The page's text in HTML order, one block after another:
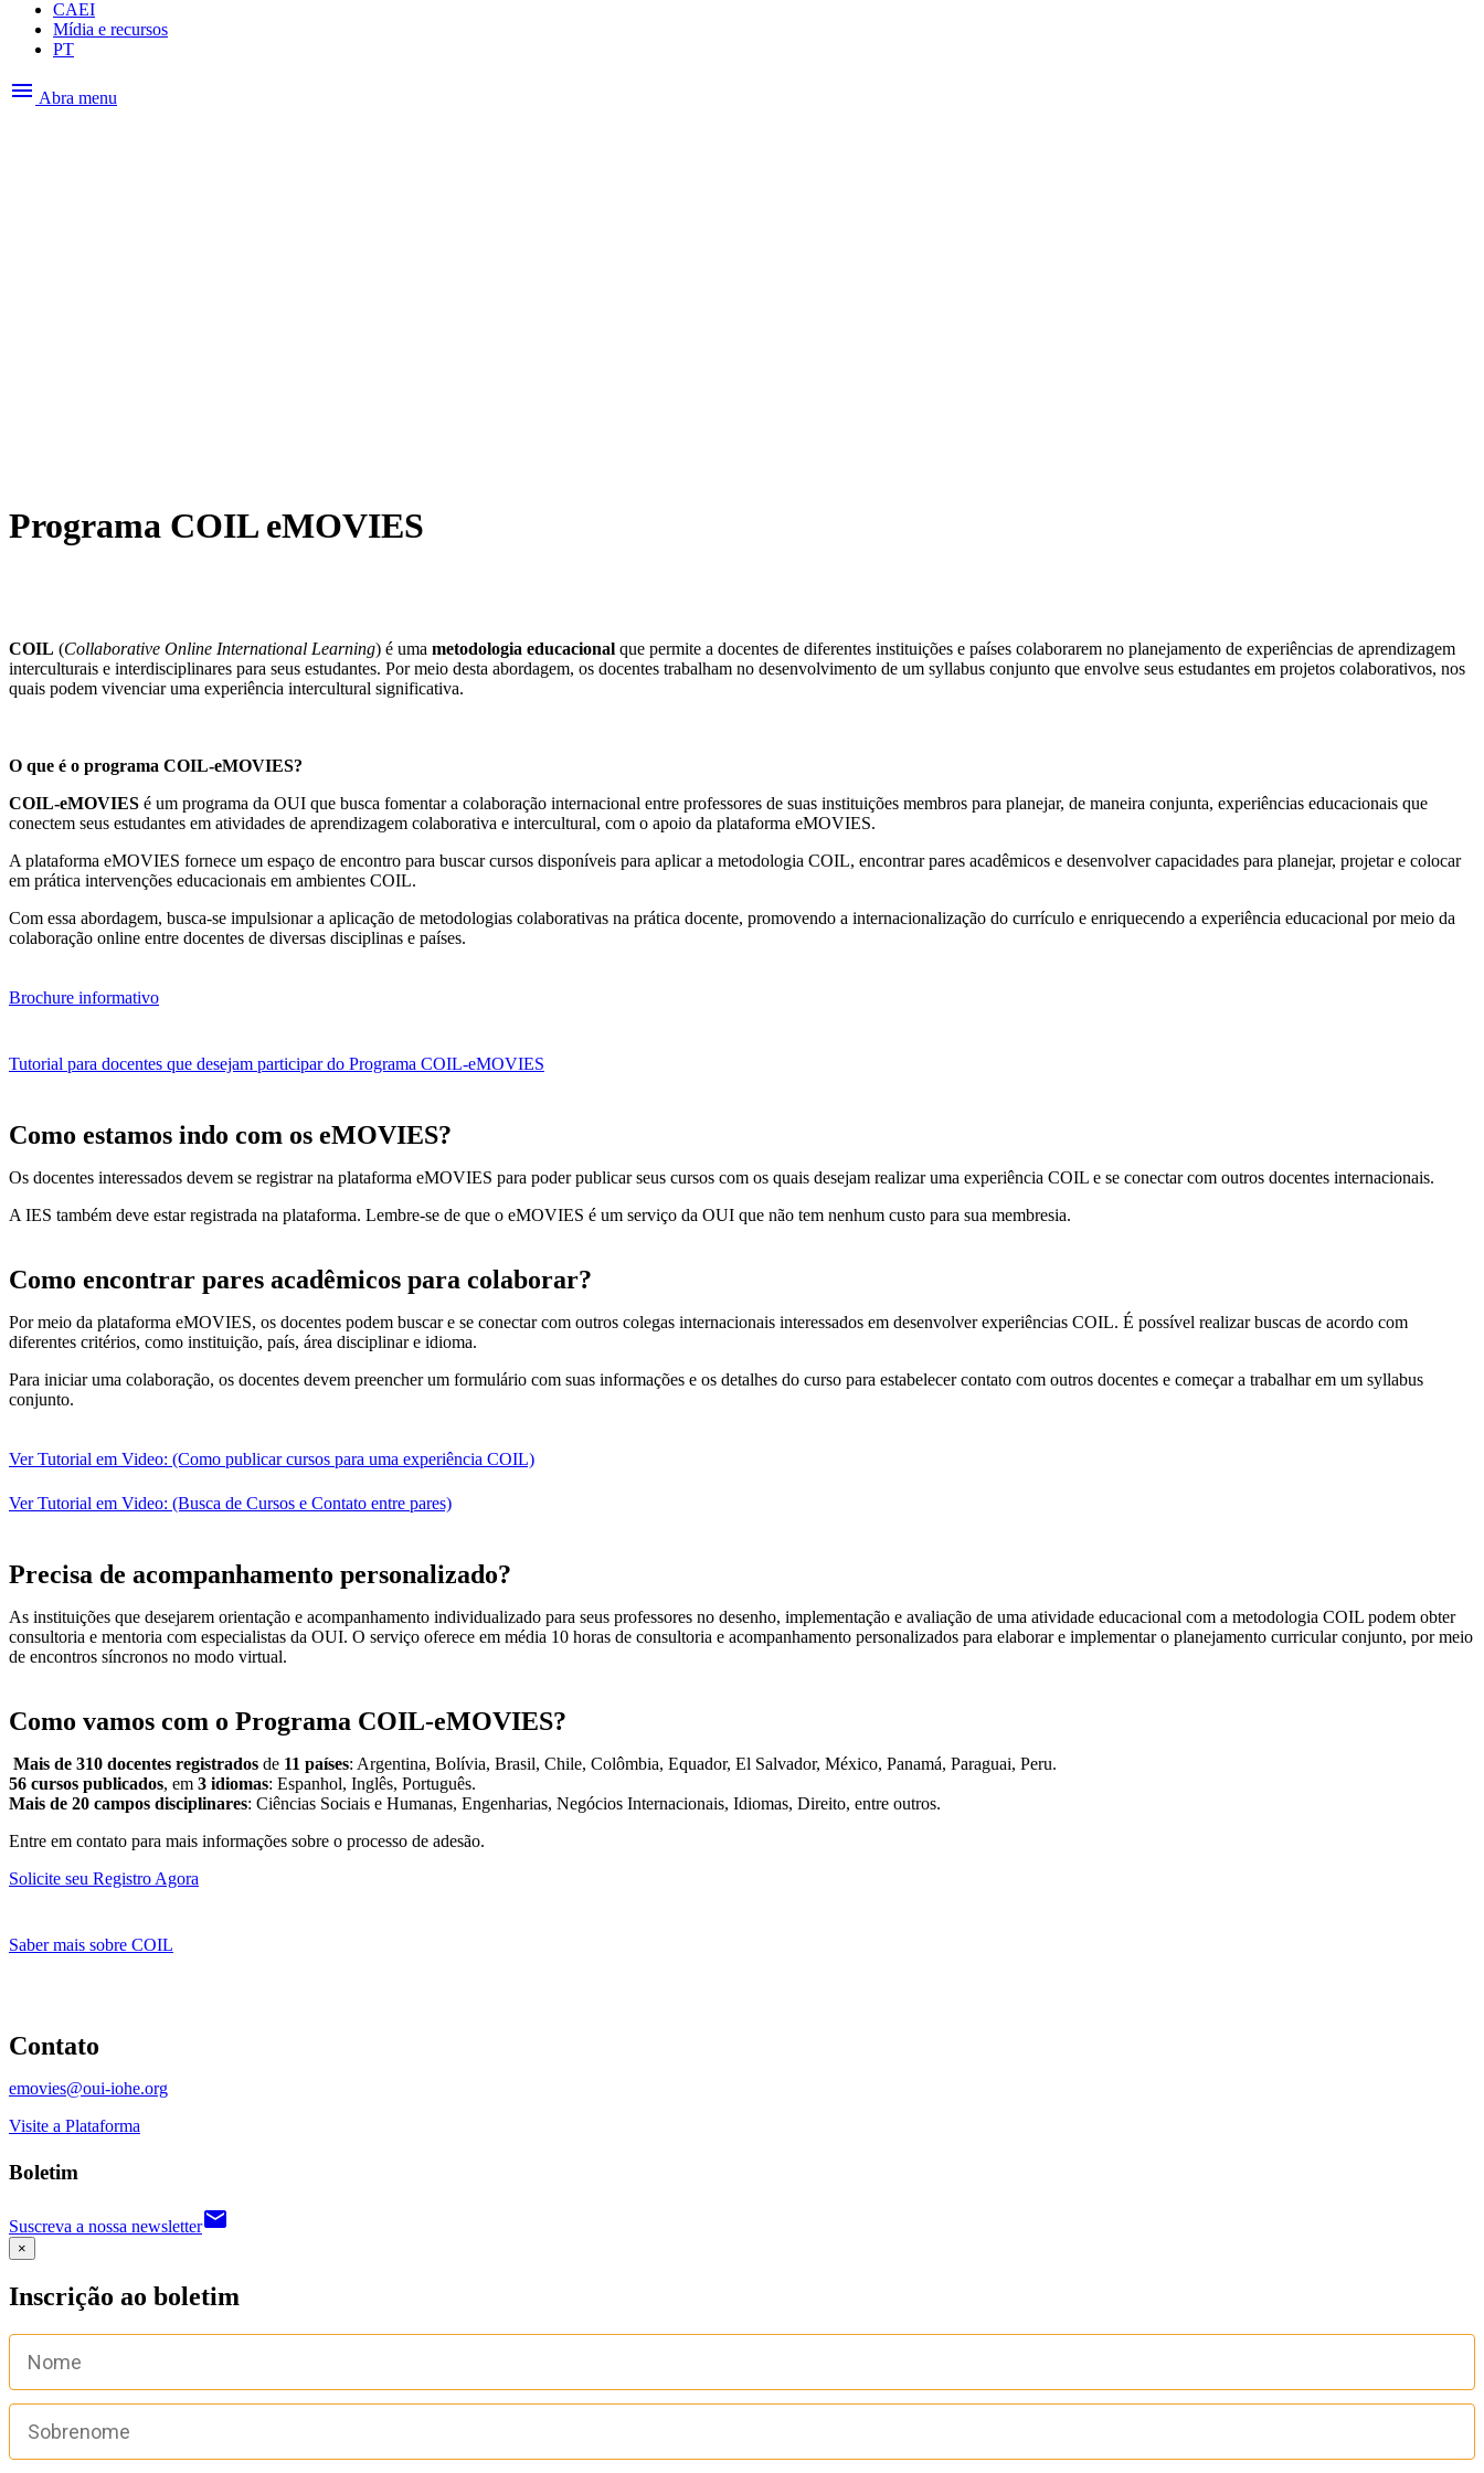
CAEI
Mídia e recursos
PT
menu Abra menu
Programa COIL eMOVIES
COIL (Collaborative Online International Learning) é uma metodologia educacional que permite a docentes de diferentes instituições e países colaborarem no planejamento de experiências de aprendizagem
interculturais e interdisciplinares para seus estudantes. Por meio desta abordagem, os docentes trabalham no desenvolvimento de um syllabus conjunto que envolve seus estudantes em projetos colaborativos, nos
quais podem vivenciar uma experiência intercultural significativa.
O que é o programa COIL-eMOVIES?
COIL-eMOVIES é um programa da OUI que busca fomentar a colaboração internacional entre professores de suas instituições membros para planejar, de maneira conjunta, experiências educacionais que
conectem seus estudantes em atividades de aprendizagem colaborativa e intercultural, com o apoio da plataforma eMOVIES.
A plataforma eMOVIES fornece um espaço de encontro para buscar cursos disponíveis para aplicar a metodologia COIL, encontrar pares acadêmicos e desenvolver capacidades para planejar, projetar e colocar
em prática intervenções educacionais em ambientes COIL.
Com essa abordagem, busca-se impulsionar a aplicação de metodologias colaborativas na prática docente, promovendo a internacionalização do currículo e enriquecendo a experiência educacional por meio da
colaboração online entre docentes de diversas disciplinas e países.
Brochure informativo
Tutorial para docentes que desejam participar do Programa COIL-eMOVIES
Como estamos indo com os eMOVIES?
Os docentes interessados devem se registrar na plataforma eMOVIES para poder publicar seus cursos com os quais desejam realizar uma experiência COIL e se conectar com outros docentes internacionais.
A IES também deve estar registrada na plataforma. Lembre-se de que o eMOVIES é um serviço da OUI que não tem nenhum custo para sua membresia.
Como encontrar pares acadêmicos para colaborar?
Por meio da plataforma eMOVIES, os docentes podem buscar e se conectar com outros colegas internacionais interessados em desenvolver experiências COIL. É possível realizar buscas de acordo com
diferentes critérios, como instituição, país, área disciplinar e idioma.
Para iniciar uma colaboração, os docentes devem preencher um formulário com suas informações e os detalhes do curso para estabelecer contato com outros docentes e começar a trabalhar em um syllabus
conjunto.
Ver Tutorial em Video: (Como publicar cursos para uma experiência COIL)
Ver Tutorial em Video: (Busca de Cursos e Contato entre pares)
Precisa de acompanhamento personalizado?
As instituições que desejarem orientação e acompanhamento individualizado para seus professores no desenho, implementação e avaliação de uma atividade educacional com a metodologia COIL podem obter
consultoria e mentoria com especialistas da OUI. O serviço oferece em média 10 horas de consultoria e acompanhamento personalizados para elaborar e implementar o planejamento curricular conjunto, por meio
de encontros síncronos no modo virtual.
Como vamos com o Programa COIL-eMOVIES?
Mais de 310 docentes registrados de 11 países: Argentina, Bolívia, Brasil, Chile, Colômbia, Equador, El Salvador, México, Panamá, Paraguai, Peru.
56 cursos publicados, em 3 idiomas: Espanhol, Inglês, Português.
Mais de 20 campos disciplinares: Ciências Sociais e Humanas, Engenharias, Negócios Internacionais, Idiomas, Direito, entre outros.
Entre em contato para mais informações sobre o processo de adesão.
Solicite seu Registro Agora
Saber mais sobre COIL
Contato
emovies@oui-iohe.org
Visite a Plataforma
Boletim
Suscreva a nossa newsletteremail
×
Inscrição ao boletim